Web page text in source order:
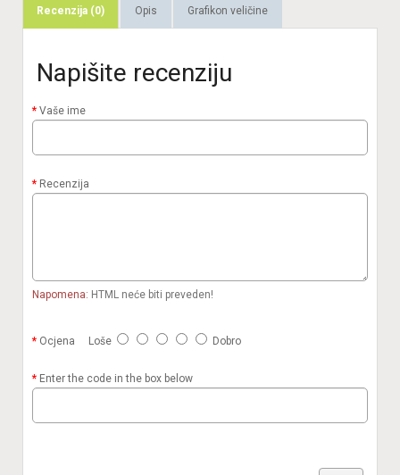
Recenzija (0) Opis Grafikon veličine
Napišite recenziju
Vaše ime
Recenzija
Napomena: HTML neće biti preveden!
Ocjena Loše Dobro
Enter the code in the box below